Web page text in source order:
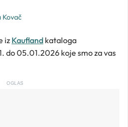
Kovač
iz Kaufland kataloga
do 05.01.2026 koje smo za vas
OGLAS